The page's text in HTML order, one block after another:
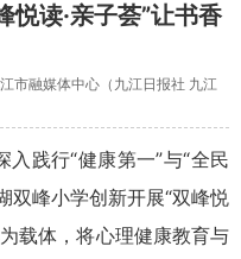
悦读·亲子荟”让书香
市融媒体中心（九江日报社 九江
入践行“健康第一”与“全民
双峰小学创新开展“双峰悦
载体，将心理健康教育与